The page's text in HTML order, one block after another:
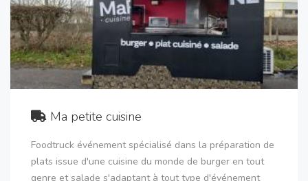
Ma petite cuisine
Foodtruck événement spécialisé dans la préparation de
plats issue d'une cuisine du monde de burger en tout
genre et salade s'adaptant à tout type d'événement